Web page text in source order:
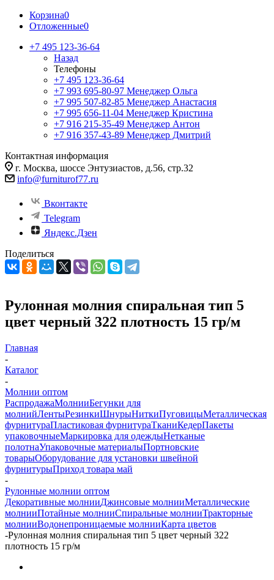
Корзина0
Отложенные0
+7 495 123-36-64
Назад
Телефоны
+7 495 123-36-64
+7 993 695-80-97 Менеджер Ольга
+7 995 507-82-85 Менеджер Анастасия
+7 995 656-11-04 Менеджер Кристина
+7 916 215-35-49 Менеджер Антон
+7 916 357-43-89 Менеджер Дмитрий
Контактная информация
г. Москва, шоссе Энтузиастов, д.56, стр.32
info@furniturof77.ru
Вконтакте
Telegram
Яндекс.Дзен
Поделиться
Рулонная молния спиральная тип 5
цвет черный 322 плотность 15 гр/м
Главная
-
Каталог
-
Молнии оптом
РаспродажаМолнииБегунки для
молнийЛентыРезинкиШнурыНиткиПуговицыМеталлическая
фурнитураПластиковая фурнитураТканиКедерПакеты
упаковочныеМаркировка для одеждыНетканые
полотнаУпаковочные материалыПортновские
товарыОборудование для установки швейной
фурнитурыПриход товара май
-
Рулонные молнии оптом
Декоративные молнииДжинсовые молнииМеталлические
молнииПотайные молнииСпиральные молнииТракторные
молнииВодонепроницаемые молнииКарта цветов
-Рулонная молния спиральная тип 5 цвет черный 322
плотность 15 гр/м